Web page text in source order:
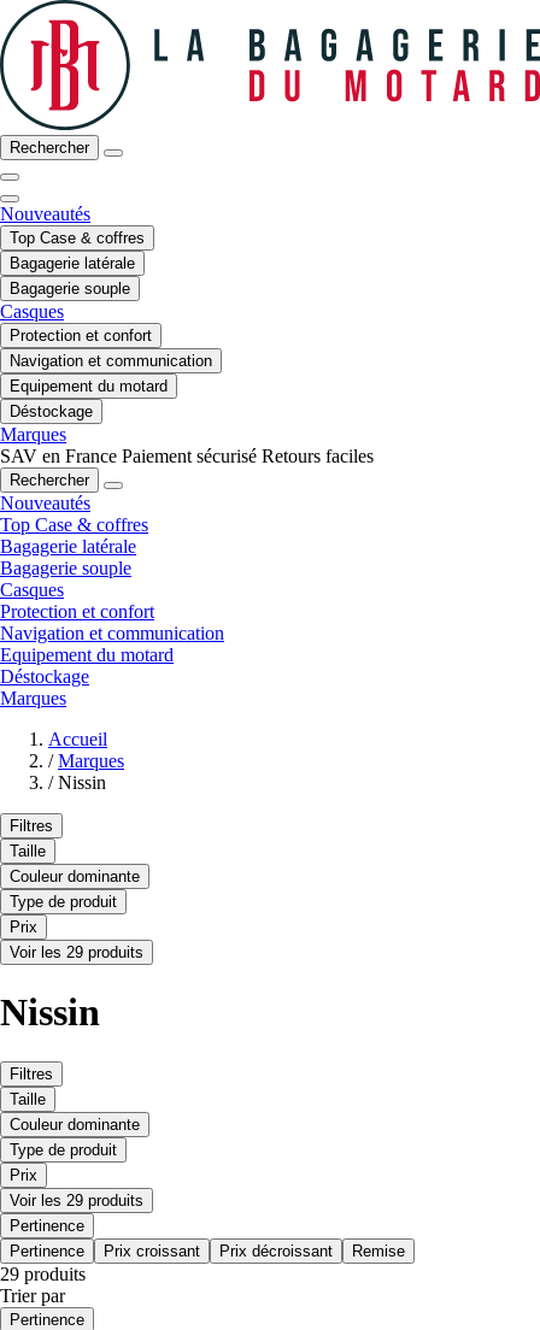
Rechercher
Nouveautés
Top Case & coffres
Bagagerie latérale
Bagagerie souple
Casques
Protection et confort
Navigation et communication
Equipement du motard
Déstockage
Marques
SAV en France Paiement sécurisé Retours faciles
Rechercher
Nouveautés
Top Case & coffres
Bagagerie latérale
Bagagerie souple
Casques
Protection et confort
Navigation et communication
Equipement du motard
Déstockage
Marques
Accueil
/ Marques
/ Nissin
Filtres
Taille
Couleur dominante
Type de produit
Prix
Voir les 29 produits
Nissin
Filtres
Taille
Couleur dominante
Type de produit
Prix
Voir les 29 produits
Pertinence
Pertinence
Prix croissant Prix décroissant Remise
29 produits
Trier par
Pertinence